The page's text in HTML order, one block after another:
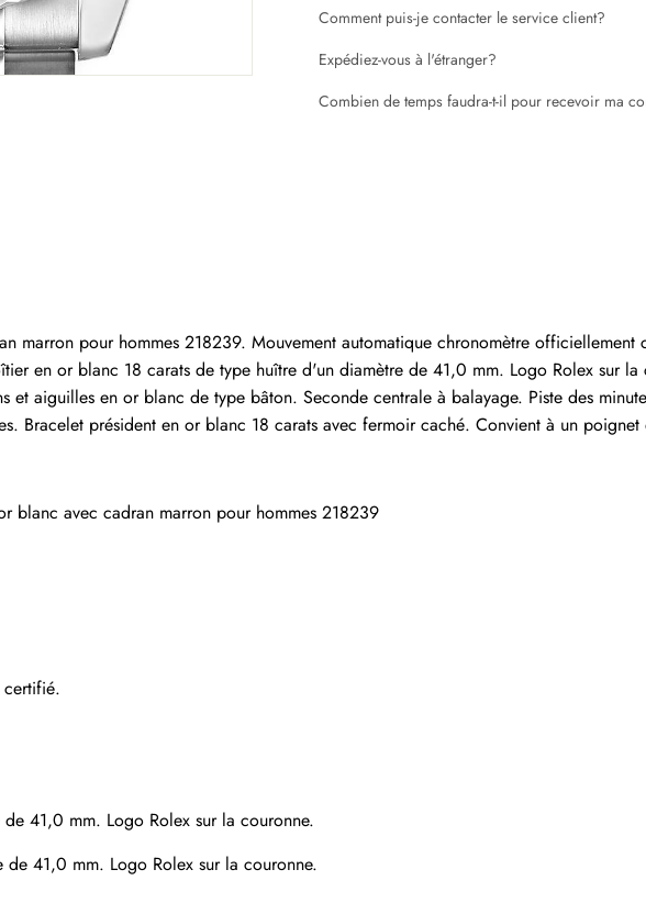
Comment puis-je contacter le service client?
Expédiez-vous à l'étranger?
Combien de temps faudra-t-il pour recevoir ma
marron pour hommes 218239. Mouvement automatique chronomètre
en or blanc 18 carats de type huître d'un diamètre de 41,0 mm. Logo Rolex sur la
aiguilles en or blanc de type bâton. Seconde centrale à balayage. Piste des
Bracelet président en or blanc 18 carats avec fermoir caché. Convient à un
blanc avec cadran marron pour hommes 218239
certifié.
41,0 mm. Logo Rolex sur la couronne.
41,0 mm. Logo Rolex sur la couronne.